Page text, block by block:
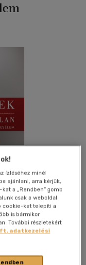
ízléséhez minél
ajánlani, arra kérjük,
a „Rendben” gomb
csak a weboldal
cookie-kat telepíti a
is bármikor
További részletekért
adatkezelési